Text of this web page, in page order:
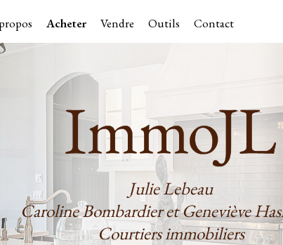
Acheter Vendre Outils Contact
Julie Lebeau
Caroline Bombardier et Geneviève
Courtiers immobiliers